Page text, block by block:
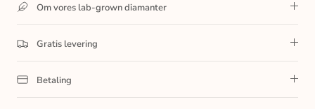
Om vores lab-grown diamanter
Gratis levering
Betaling